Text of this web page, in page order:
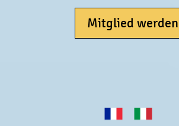
Mitglied werden